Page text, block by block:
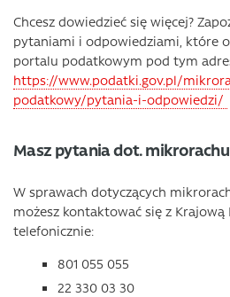
Chcesz dowiedzieć się więcej?
pytaniami i odpowiedziami, które
portalu podatkowym pod tym
https://www.podatki.gov.pl/
podatkowy/pytania-i-odpowiedzi/
Masz pytania dot.
W sprawach dotyczących
możesz kontaktować się z
telefonicznie:
801 055 055
22 330 03 30